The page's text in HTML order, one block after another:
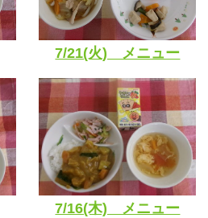
7/21(火) メニュー
7/16(木) メニュー